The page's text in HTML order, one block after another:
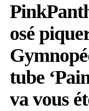
osé
tube
va vous